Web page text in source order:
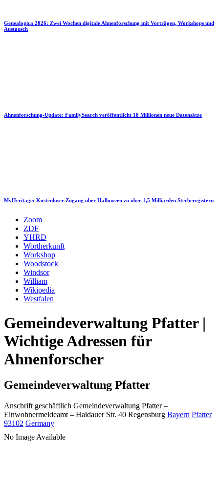
Genealogica 2026: Zwei Wochen digitale Ahnenforschung mit Vorträgen, Workshops und
Austausch
Ahnenforschung-Update: FamilySearch veröffentlicht 18 Millionen neue Datensätze
MyHeritage: Kostenloser Zugang über Halloween zu über 1,5 Milliarden Sterberegistern
Zoom
ZDF
YHRD
Wortherkunft
Workshop
Woodstock
Windsor
William
Wikipedia
Westfalen
Gemeindeverwaltung Pfatter |
Wichtige Adressen für
Ahnenforscher
Gemeindeverwaltung Pfatter
Anschrift geschäftlich Gemeindeverwaltung Pfatter –
Einwohnermeldeamt – Haidauer Str. 40 Regensburg Bayern Pfatter
93102 Germany
No Image Available